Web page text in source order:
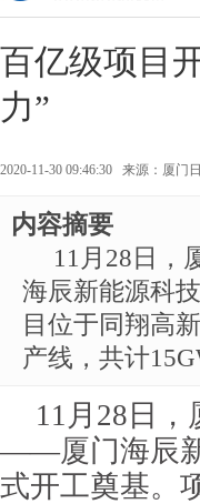
百亿级项目
力”
2020-11-30 09:46:30 来源： 厦门
内容摘要
11月28日
海辰新能源科
目位于同翔高
产线，共计
11月28日
——厦门海辰新
式开工奠基。